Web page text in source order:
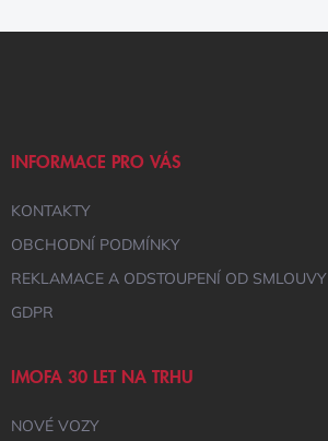
INFORMACE PRO VÁS
KONTAKTY
OBCHODNÍ PODMÍNKY
REKLAMACE A ODSTOUPENÍ OD SMLOUVY
GDPR
IMOFA 30 LET NA TRHU
NOVÉ VOZY